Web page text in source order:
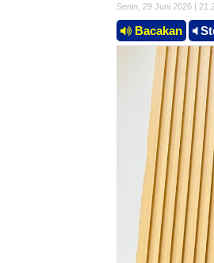
Senin, 29 Juni 2026 |
Bacakan